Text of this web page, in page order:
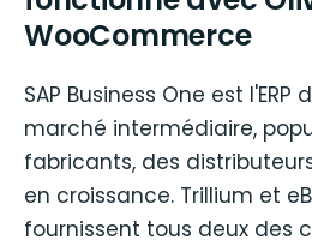
WooCommerce
SAP Business One est l'ERP
marché intermédiaire,
fabricants, des
en croissance. Trillium et
fournissent tous deux des